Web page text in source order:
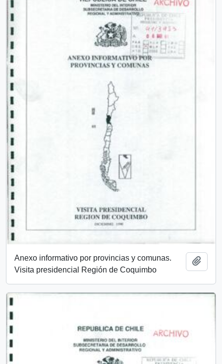
Anexo informativo por provincias y comunas.
Visita presidencial Región de Coquimbo